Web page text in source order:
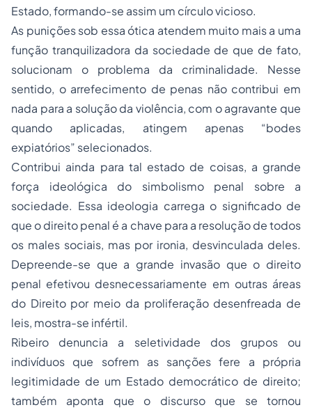
Estado, formando-se assim um círculo vicioso.
As punições sob essa ótica atendem muito mais a uma
função tranquilizadora da sociedade de que de fato,
solucionam o problema da criminalidade. Nesse
sentido, o arrefecimento de penas não contribui em
nada para a solução da violência, com o agravante que
quando aplicadas, atingem apenas “bodes
expiatórios” selecionados.
Contribui ainda para tal estado de coisas, a grande
força ideológica do simbolismo penal sobre a
sociedade. Essa ideologia carrega o significado de
que o direito penal é a chave para a resolução de todos
os males sociais, mas por ironia, desvinculada deles.
Depreende-se que a grande invasão que o direito
penal efetivou desnecessariamente em outras áreas
do Direito por meio da proliferação desenfreada de
leis, mostra-se infértil.
Ribeiro denuncia a seletividade dos grupos ou
indivíduos que sofrem as sanções fere a própria
legitimidade de um Estado democrático de direito;
também aponta que o discurso que se tornou